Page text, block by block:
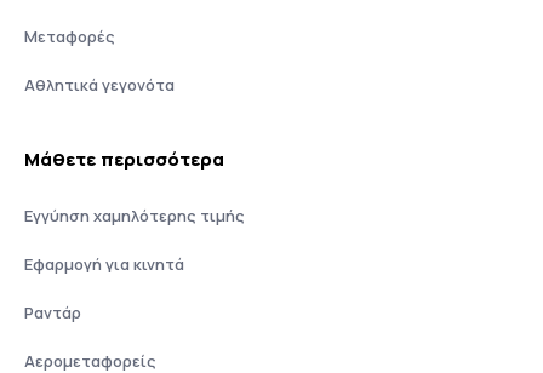
Μεταφορές
Αθλητικά γεγονότα
Μάθετε περισσότερα
Εγγύηση χαμηλότερης τιμής
Εφαρμογή για κινητά
Ραντάρ
Αερομεταφορείς